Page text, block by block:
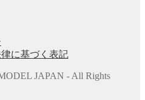
に基づく表記
JAPAN - All Rights